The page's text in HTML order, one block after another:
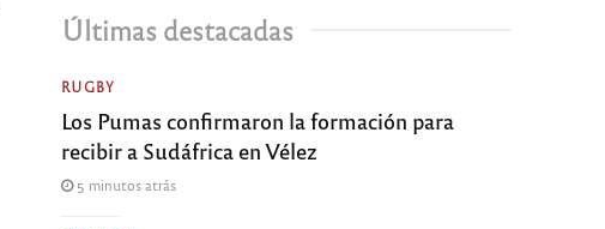
Últimas destacadas
RUGBY
Los Pumas confirmaron la formación para
recibir a Sudáfrica en Vélez
5 minutos atrás